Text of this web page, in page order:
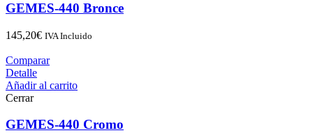
GEMES-440 Bronce
145,20€ IVA Incluido
Comparar
Detalle
Añadir al carrito
Cerrar
GEMES-440 Cromo